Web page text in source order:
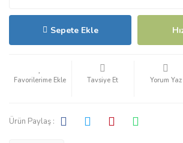
Sepete Ekle
Tavsiye Et Yorum Yaz
Ürün Paylaş :